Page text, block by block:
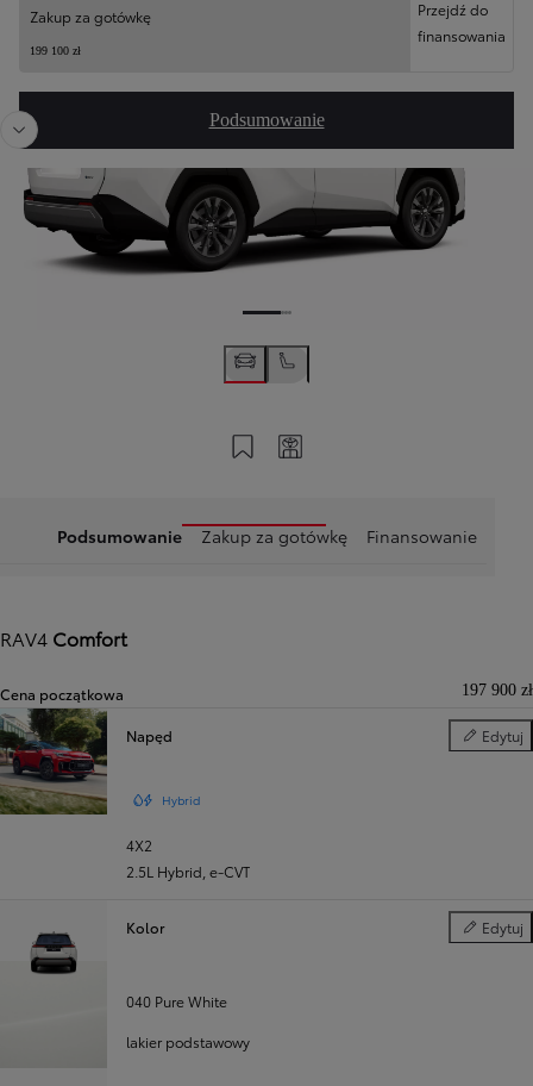
Zakup za gotówkę
199 100 zł
Przejdź do
finansowania
Podsumowanie
Zapisz na swoim koncie
Podsumowanie Zakup za gotówkę Finansowanie
RAV4 Comfort
Cena początkowa 197 900 zł
Napęd Edytuj
Napęd
Hybrid
4X2
2.5L Hybrid e‑CVT
Kolor Edytuj
Kolor
040 Pure White
lakier podstawowy